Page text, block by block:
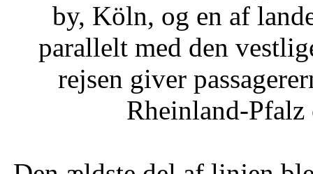
by, Köln, og en af
parallelt med den
rejsen giver
Rheinland-Pfalz